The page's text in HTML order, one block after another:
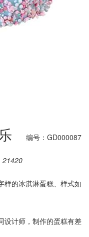
编号：GD000087
21420
样的冰淇淋蛋糕、样式如
设计师，制作的蛋糕有差